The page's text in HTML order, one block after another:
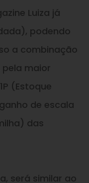
Luiza já
podendo
a combinação
maior
(Estoque
de escala
das
será similar ao